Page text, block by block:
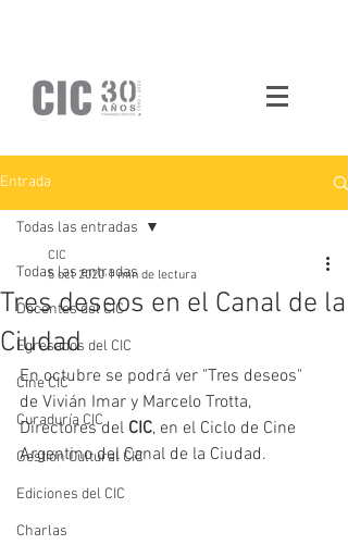
Entrada
Todas las entradas
Docentes del CIC
Egresados del CIC
Cine CIC
Curaduría CIC
Gestión Cultural CIC
Ediciones del CIC
Charlas
Todas las entradas
Tres deseos en el Canal de la
Ciudad
CIC
5 oct 2020 1 min de lectura
En octubre se podrá ver "Tres deseos"
de Vivián Imar y Marcelo Trotta,
Directores del CIC, en el Ciclo de Cine
Argentino del Canal de la Ciudad.